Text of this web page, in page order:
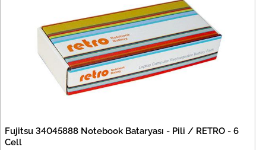
Fujitsu 34045888 Notebook Bataryası - Pili / RETRO - 6
Cell